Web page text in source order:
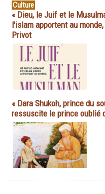
Culture
« Dieu, le Juif et le
l'islam apportent au
Privot
« Dara Shukoh, prince du
ressuscite le prince oublié